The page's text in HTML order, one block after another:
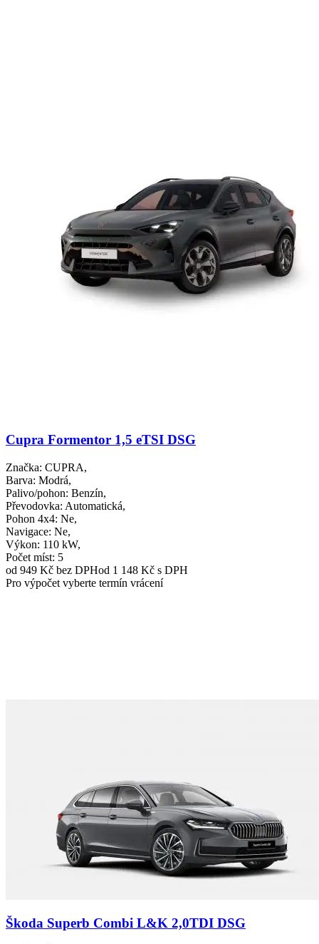
Cupra Formentor 1,5 eTSI DSG
Značka: CUPRA,
Barva: Modrá,
Palivo/pohon: Benzín,
Převodovka: Automatická,
Pohon 4x4: Ne,
Navigace: Ne,
Výkon: 110 kW,
Počet míst: 5
od 949 Kč bez DPHod 1 148 Kč s DPH
Pro výpočet vyberte termín vrácení
Škoda Superb Combi L&K 2,0TDI DSG